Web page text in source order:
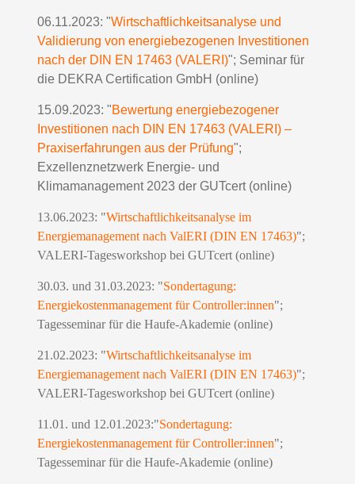
06.11.2023: "Wirtschaftlichkeitsanalyse und
Validierung von energiebezogenen Investitionen
nach der DIN EN 17463 (VALERI)"; Seminar für
die DEKRA Certification GmbH (online)
15.09.2023: "Bewertung energiebezogener
Investitionen nach DIN EN 17463 (VALERI) –
Praxiserfahrungen aus der Prüfung";
Exzellenznetzwerk Energie- und
Klimamanagement 2023 der GUTcert (online)
13.06.2023: "Wirtschaftlichkeitsanalyse im
Energiemanagement nach ValERI (DIN EN 17463)";
VALERI-Tagesworkshop bei GUTcert (online)
30.03. und 31.03.2023: "Sondertagung:
Energiekostenmanagement für Controller:innen";
Tagesseminar für die Haufe-Akademie (online)
21.02.2023: "Wirtschaftlichkeitsanalyse im
Energiemanagement nach ValERI (DIN EN 17463)";
VALERI-Tagesworkshop bei GUTcert (online)
11.01. und 12.01.2023:"Sondertagung:
Energiekostenmanagement für Controller:innen";
Tagesseminar für die Haufe-Akademie (online)